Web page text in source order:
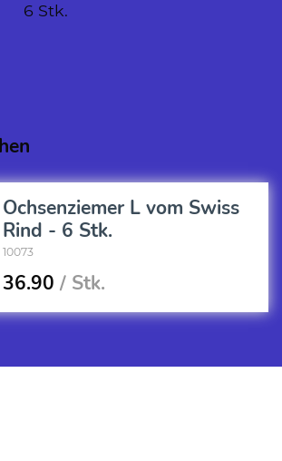
6 Stk.
Ochsenziemer L vom Swiss
Rind - 6 Stk.
10073
36.90 / Stk.